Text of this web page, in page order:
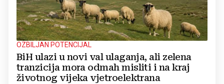
OZBILJAN POTENCIJAL
BiH ulazi u novi val ulaganja, ali zelena
tranzicija mora odmah misliti i na kraj
životnog vijeka vjetroelektrana